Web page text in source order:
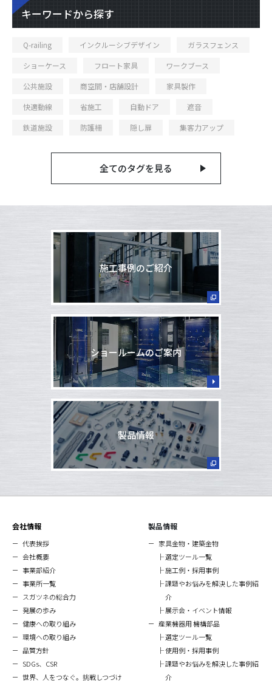
キーワードから探す
Q-railing インクルーシブデザイン
ガラスフェンス
ショーケース
フロート家具
ワークブース
公共施設
商空間・店舗設計
家具製作
快適動線
省施工 自動ドア
遮音
鉄道施設
防護柵 隠し扉 集客力アップ
全てのタグを見る
施工事例のご紹介
ショールームのご案内
製品情報
会社情報
代表挨拶
会社概要
事業部紹介
事業所一覧
スガツネの総合力
発展の歩み
健康への取り組み
環境への取り組み
品質方針
SDGs、CSR
世界、人をつなぐ。挑戦しつづけ
製品情報
家具金物・建築金物
選定ツール一覧
施工例・採用事例
課題やお悩みを解決した事例紹
介
展示会・イベント情報
産業機器用 機構部品
選定ツール一覧
使用例・採用事例
課題やお悩みを解決した事例紹
介